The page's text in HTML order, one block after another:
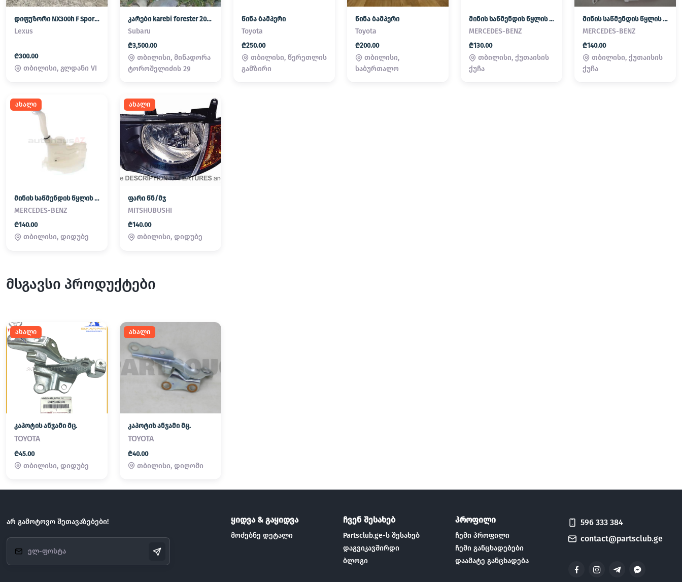
დიფუზორი NX300h F Sport hybrid
Lexus
₾300.00
თბილისი, გლდანი VI
კარები karebi forester 2025
Subaru
₾3,500.00
თბილისი, მინადორა
ტოროშელიძის 29
წინა ბამპერი
Toyota
₾250.00
თბილისი, წერეთლის
გამზირი
წინა ბამპერი
Toyota
₾200.00
თბილისი,
საბურთალო
მინის საწმენდის წყლის ავზი
MERCEDES-BENZ
₾130.00
თბილისი, ქუთაისის
ქუჩა
მინის საწმენდის წყლის ავზი
MERCEDES-BENZ
₾140.00
თბილისი, ქუთაისის
ქუჩა
ახალი
მინის საწმენდის წყლის ავზი
MERCEDES-BENZ
₾140.00
თბილისი, დიდუბე
ახალი
ფარი წნ/მჯ
MITSHUBUSHI
₾140.00
თბილისი, დიდუბე
მსგავსი პროდუქტები
ახალი
კაპოტის ანჯამი მც.
TOYOTA
₾45.00
თბილისი, დიდუბე
ახალი
კაპოტის ანჯამი მც.
TOYOTA
₾40.00
თბილისი, დიღომი
არ გამოტოვო შეთავაზებები! ყიდვა & გაყიდვა
მოძებნე დეტალი
ჩვენ შესახებ
Partsclub.ge-ს შესახებ
დაგვიკავშირდი
ბლოგი
პროფილი
ჩემი პროფილი
ჩემი განცხადებები
დაამატე განცხადება
596 333 384
contact@partsclub.ge